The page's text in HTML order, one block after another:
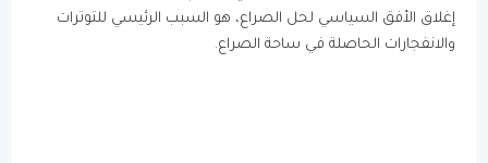
إغلاق الأفق السياسي لحل الصراع، هو السبب الرئيسي للتوترات
والانفجارات الحاصلة في ساحة الصراع.